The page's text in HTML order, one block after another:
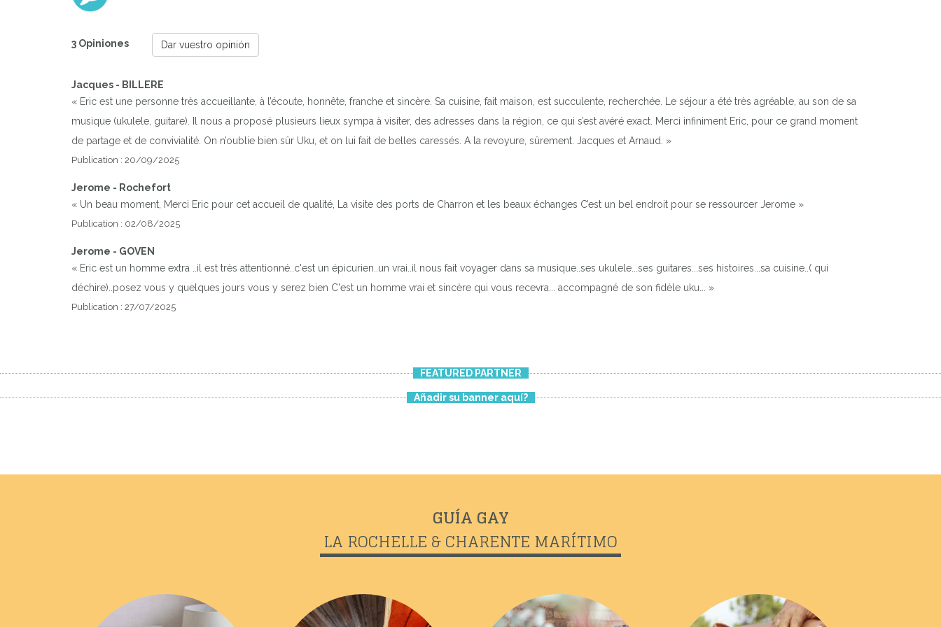
3 Opiniones Dar vuestro opinión
Jacques - BILLERE
« Eric est une personne très accueillante, à l’écoute, honnête, franche et sincère. Sa cuisine, fait maison, est succulente, recherchée. Le séjour a été très agréable, au son de sa
musique (ukulele, guitare). Il nous a proposé plusieurs lieux sympa à visiter, des adresses dans la région, ce qui s’est avéré exact. Merci infiniment Eric, pour ce grand moment
de partage et de convivialité. On n’oublie bien sûr Uku, et on lui fait de belles caressés. A la revoyure, sûrement. Jacques et Arnaud. »
Publication : 20/09/2025
Jerome - Rochefort
« Un beau moment, Merci Eric pour cet accueil de qualité, La visite des ports de Charron et les beaux échanges C’est un bel endroit pour se ressourcer Jerome »
Publication : 02/08/2025
Jerome - GOVEN
« Eric est un homme extra ..il est très attentionné..c'est un épicurien..un vrai..il nous fait voyager dans sa musique..ses ukulele...ses guitares...ses histoires...sa cuisine..( qui
déchire)..posez vous y quelques jours vous y serez bien C'est un homme vrai et sincère qui vous recevra... accompagné de son fidèle uku... »
Publication : 27/07/2025
FEATURED PARTNER
Añadir su banner aquí?
GUÍA GAY
LA ROCHELLE & CHARENTE MARÍTIMO